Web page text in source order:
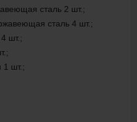
сталь 2 шт.;
сталь 4 шт.;
шт.;
1 шт.;